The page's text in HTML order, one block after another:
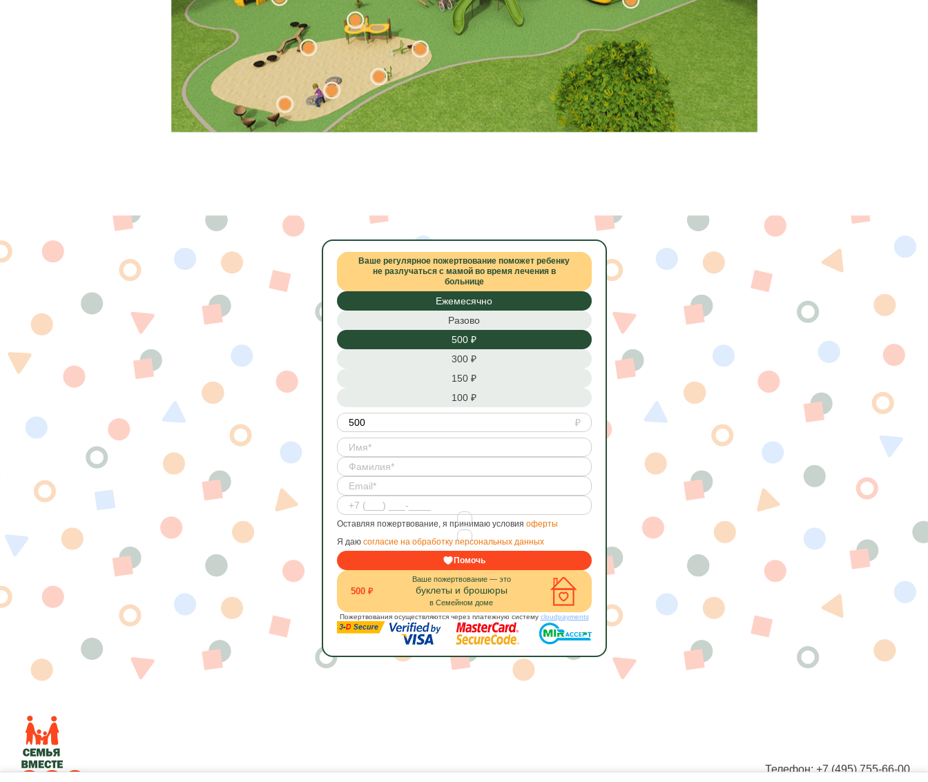
Ваше регулярное пожертвование поможет ребенку
не разлучаться с мамой во время лечения в
больнице
Ежемесячно
Разово
500 ₽
300 ₽
150 ₽
100 ₽
Оставляя пожертвование, я принимаю условия оферты
Я даю согласие на обработку персональных данных
Помочь
500 ₽
Ваше пожертвование — это
буклеты и брошюры
в Семейном доме
Пожертвования осуществляются через платежную систему cloudpayments
Телефон: +7 (495) 755-66-00